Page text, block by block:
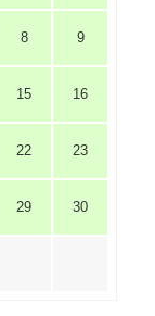
8 9
15 16
22 23
29 30